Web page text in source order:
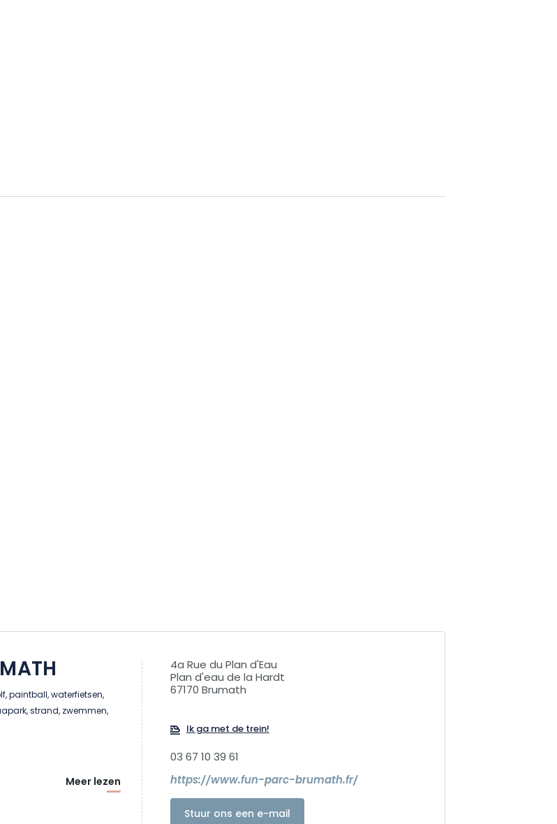
paintball, waterfietsen,
strand, zwemmen,
Meer lezen
4a Rue du Plan d'Eau
Plan d'eau de la Hardt
67170 Brumath
Ik ga met de trein!
03 67 10 39 61
https://www.fun-parc-brumath.fr/
Stuur ons een e-mail